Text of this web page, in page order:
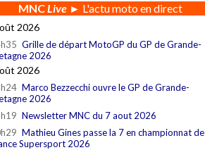
MNCLive► L'actu moto en direct
2026
Grille de départ MotoGP du GP de Grande-
2026
2026
Marco Bezzecchi ouvre le GP de Grande-
2026
Newsletter MNC du 7 aout 2026
Mathieu Gines passe la 7 en championnat de
Supersport 2026